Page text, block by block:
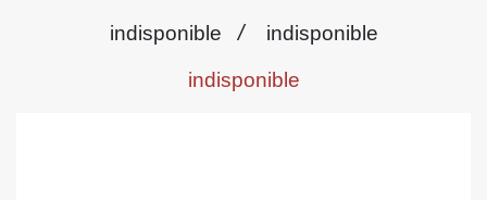
indisponible / indisponible
indisponible